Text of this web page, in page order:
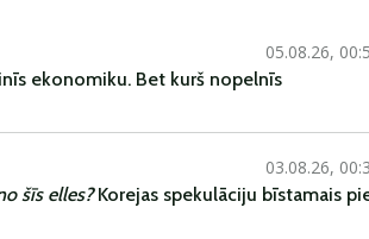
05.08.26,
ekonomiku. Bet kurš nopelnīs
03.08.26,
šīs elles?Korejas spekulāciju bīstamais